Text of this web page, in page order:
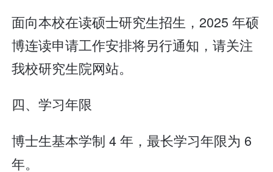
面向本校在读硕士研究生招生，2025 年硕
博连读申请工作安排将另行通知，请关注
我校研究生院网站。
四、学习年限
博士生基本学制 4 年，最长学习年限为 6
年。